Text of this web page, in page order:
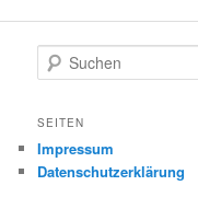
u
h
n
SEITEN
Impressum
Datenschutzerklärung